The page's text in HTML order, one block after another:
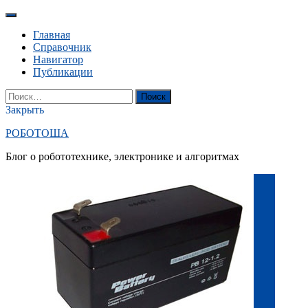
Перейти
содержанию
Главная
Справочник
Навигатор
Публикации
YouTube
Вконтакте
RSS
Поиск
Найти:
Закрыть
РОБОТОША
Блог о робототехнике, электронике и алгоритмах